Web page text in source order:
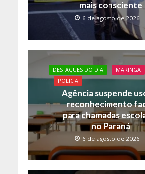
mais consciente
6 de agosto de 2026
DESTAQUES DO DIA
MARINGA
POLICIA
Agência suspende
reconhecimento
para chamadas
no Paraná
6 de agosto de 2026